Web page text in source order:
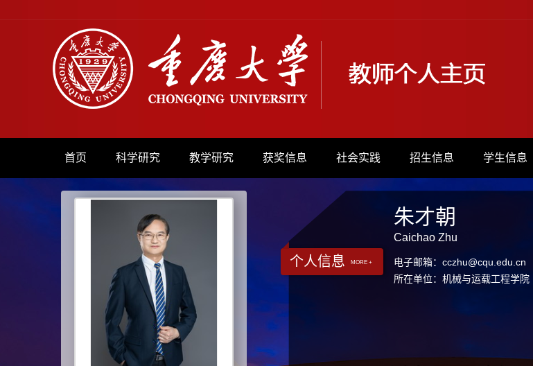
首页 科学研究 教学研究 获奖信息 社会实践 招生信息 学生信息
个人信息 MORE +
朱才朝
Caichao Zhu
电子邮箱： cczhu@cqu.edu.cn
所在单位：机械与运载工程学院